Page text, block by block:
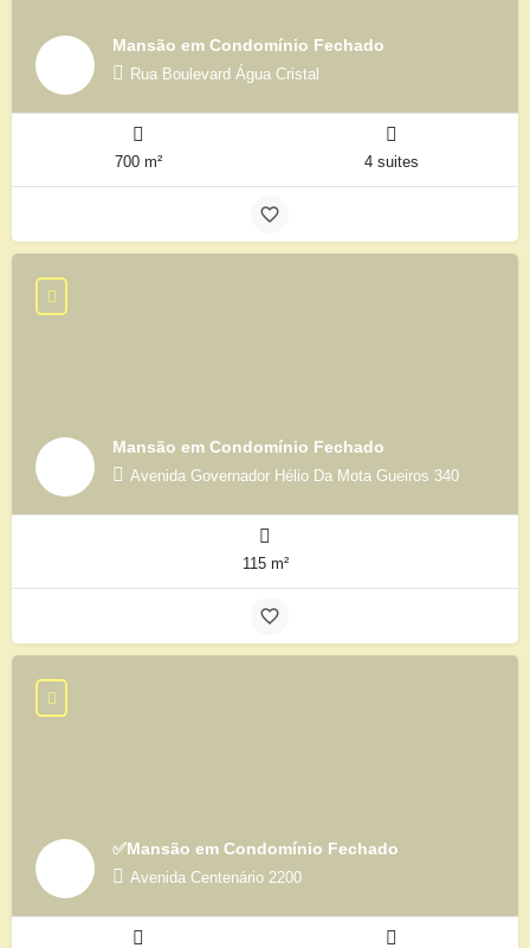
Mansão em Condomínio Fechado
Rua Boulevard Água Cristal
700 m² 4 suites
Mansão em Condomínio Fechado
Avenida Governador Hélio Da Mota Gueiros 340
115 m²
✅Mansão em Condomínio Fechado
Avenida Centenário 2200